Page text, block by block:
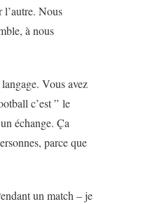
l’autre. Nous
à nous
Vous avez
c’est ” le
échange. Ça
parce que
un match – je